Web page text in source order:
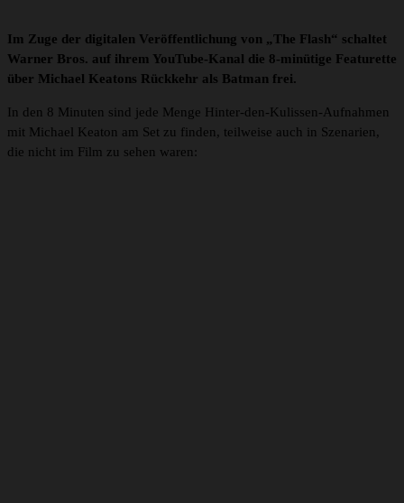
Im Zuge der digitalen Veröffentlichung von „The Flash“ schaltet
Warner Bros. auf ihrem YouTube-Kanal die 8-minütige Featurette
über Michael Keatons Rückkehr als Batman frei.
In den 8 Minuten sind jede Menge Hinter-den-Kulissen-Aufnahmen
mit Michael Keaton am Set zu finden, teilweise auch in Szenarien,
die nicht im Film zu sehen waren: